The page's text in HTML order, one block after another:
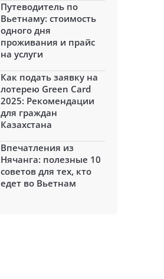
Путеводитель по
Вьетнаму: стоимость
одного дня
проживания и прайс
на услуги
Как подать заявку на
лотерею Green Card
2025: Рекомендации
для граждан
Казахстана
Впечатления из
Нячанга: полезные 10
советов для тех, кто
едет во Вьетнам